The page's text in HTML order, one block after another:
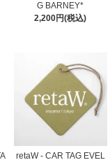
G BARNEY*
2,200円(税込)
retaW - CAR TAG EVEL